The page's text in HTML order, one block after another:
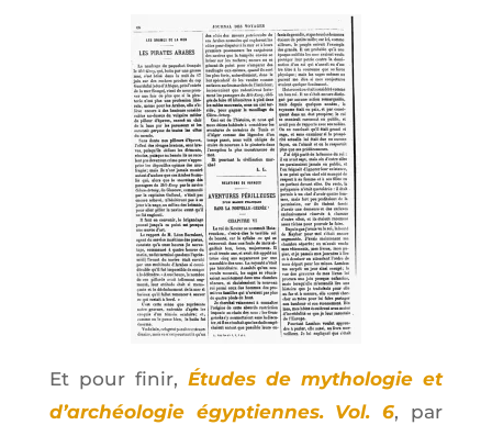
Et pour finir, Études de mytho­lo­gie et
d’ar­chéo­lo­gie égyp­tiennes. Vol. 6, par